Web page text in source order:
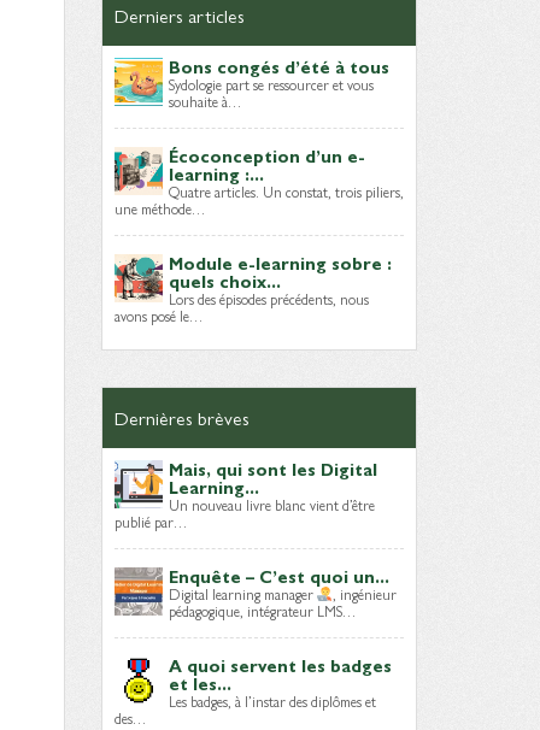
Derniers articles
Bons congés d’été à tous
Sydologie part se ressourcer et vous
souhaite à…
Écoconception d’un e-
learning :...
Quatre articles. Un constat, trois piliers,
une méthode…
Module e-learning sobre :
quels choix...
Lors des épisodes précédents, nous
avons posé le…
Dernières brèves
Mais, qui sont les Digital
Learning...
Un nouveau livre blanc vient d’être
publié par…
Enquête – C’est quoi un...
Digital learning manager , ingénieur
pédagogique, intégrateur LMS…
A quoi servent les badges
et les...
Les badges, à l’instar des diplômes et
des…